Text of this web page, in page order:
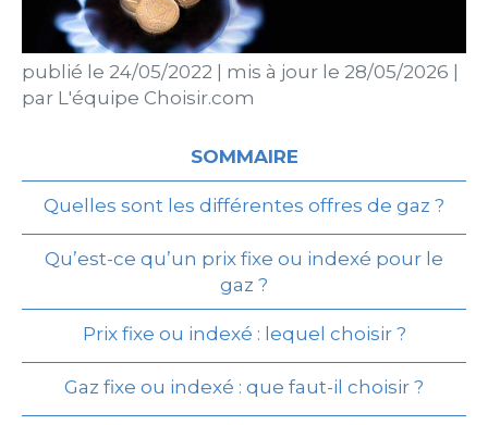
publié le 24/05/2022 mis à jour le 28/05/2026
par L'équipe Choisir.com
SOMMAIRE
Quelles sont les différentes offres de gaz ?
Qu’est-ce qu’un prix fixe ou indexé pour le
gaz ?
Prix fixe ou indexé : lequel choisir ?
Gaz fixe ou indexé : que faut-il choisir ?